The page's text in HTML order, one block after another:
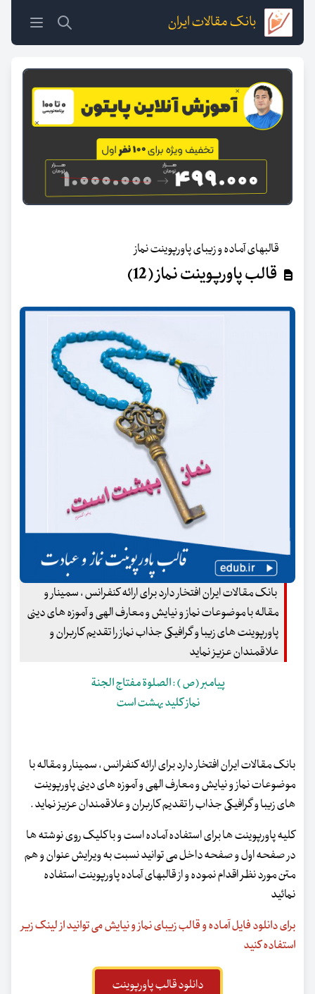
بانک مقالات ایران
قالبهای آماده و زیبای پاورپوینت نماز
قالب پاورپوینت نماز (12)
بانک مقالات ایران افتخار دارد برای ارائه کنفرانس ، سمینار و
مقاله با موضوعات نماز و نیایش و معارف الهی و آموزه های دینی
پاورپوینت های زیبا و گرافیکی جذاب نماز را تقدیم کاربران و
علاقمندان عزیز نماید
پیامبر (ص ) : الصلوة مفتاج الجنة
نماز کلید بهشت است
بانک مقالات ایران افتخار دارد برای ارائه کنفرانس ، سمینار و مقاله با
موضوعات نماز و نیایش و معارف الهی و آموزه های دینی پاورپوینت
های زیبا و گرافیکی جذاب را تقدیم کاربران و علاقمندان عزیز نماید .
کلیه پاورپوینت ها برای استفاده آماده است و با کلیک روی نوشته ها
در صفحه اول و صفحه داخل می توانید نسبت به ویرایش عنوان و هم
متن مورد نظر اقدام نموده و از قالبهای آماده پاورپوینت استفاده
نمائید
برای دانلود فایل آماده و قالب زیبای نماز و نیایش می توانید از لینک زیر
استفاده کنید
دانلود قالب پاورپوینت